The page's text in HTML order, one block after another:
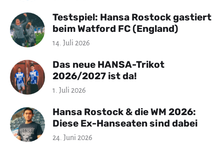
Testspiel: Hansa Rostock gastiert
beim Watford FC (England)
14. Juli 2026
Das neue HANSA-Trikot
2026/2027 ist da!
1. Juli 2026
Hansa Rostock & die WM 2026:
Diese Ex-Hanseaten sind dabei
24. Juni 2026